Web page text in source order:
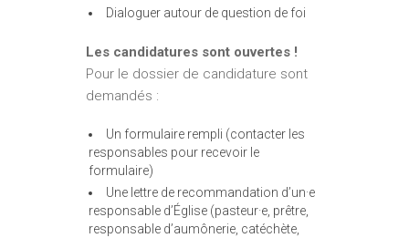
Dialoguer autour de question de foi
Les candidatures sont ouvertes !
Pour le dossier de candidature sont
demandés :
Un formulaire rempli (contacter les
responsables pour recevoir le
formulaire)
Une lettre de recommandation d’un·e
responsable d’Église (pasteur·e, prêtre,
responsable d’aumônerie, catéchète,